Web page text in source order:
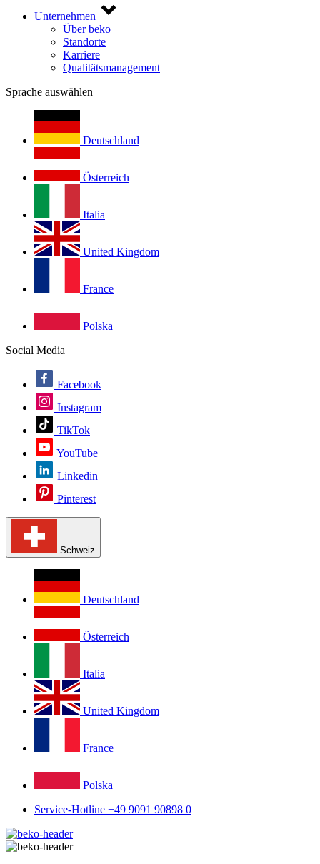
Unternehmen
Über beko
Standorte
Karriere
Qualitätsmanagement
Sprache auswählen
Deutschland
Österreich
Italia
United Kingdom
France
Polska
Social Media
Facebook
Instagram
TikTok
YouTube
Linkedin
Pinterest
Schweiz
Deutschland
Österreich
Italia
United Kingdom
France
Polska
Service-Hotline +49 9091 90898 0